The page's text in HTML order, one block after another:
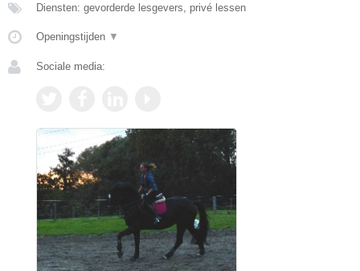
Diensten: gevorderde lesgevers, privé lessen
Openingstijden ▼
Sociale media: